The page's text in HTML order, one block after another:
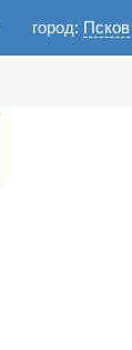
город: Псков